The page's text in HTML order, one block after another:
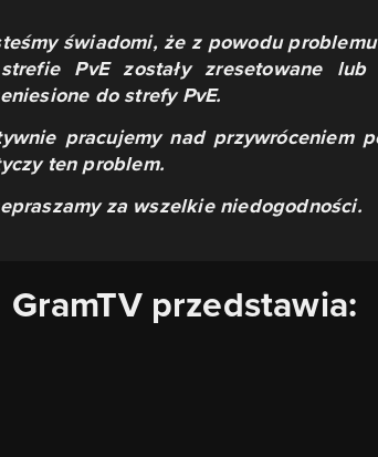
świadomi, że z powodu
PvE zostały zresetowane
do strefy PvE.
pracujemy nad przywróceniem
ten problem.
za wszelkie niedogodności.
GramTV przedstawia: